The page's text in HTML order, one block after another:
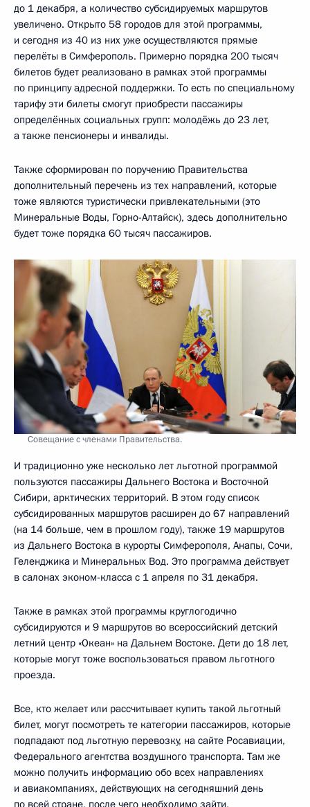
до 1 декабря, а количество субсидируемых маршрутов
увеличено. Открыто 58 городов для этой программы,
и сегодня из 40 из них уже осуществляются прямые
перелёты в Симферополь. Примерно порядка 200 тысяч
билетов будет реализовано в рамках этой программы
по принципу адресной поддержки. То есть по специальному
тарифу эти билеты смогут приобрести пассажиры
определённых социальных групп: молодёжь до 23 лет,
а также пенсионеры и инвалиды.
Также сформирован по поручению Правительства
дополнительный перечень из тех направлений, которые
тоже являются туристически привлекательными (это
Минеральные Воды, Горно-Алтайск), здесь дополнительно
будет тоже порядка 60 тысяч пассажиров.
Совещание с членами Правительства.
И традиционно уже несколько лет льготной программой
пользуются пассажиры Дальнего Востока и Восточной
Сибири, арктических территорий. В этом году список
субсидированных маршрутов расширен до 67 направлений
(на 14 больше, чем в прошлом году), также 19 маршрутов
из Дальнего Востока в курорты Симферополя, Анапы, Сочи,
Геленджика и Минеральных Вод. Это программа действует
в салонах эконом-класса с 1 апреля по 31 декабря.
Также в рамках этой программы круглогодично
субсидируются и 9 маршрутов во всероссийский детский
летний центр «Океан» на Дальнем Востоке. Дети до 18 лет,
которые могут тоже воспользоваться правом льготного
проезда.
Все, кто желает или рассчитывает купить такой льготный
билет, могут посмотреть те категории пассажиров, которые
подпадают под льготную перевозку, на сайте Росавиации,
Федерального агентства воздушного транспорта. Там же
можно получить информацию обо всех направлениях
и авиакомпаниях, действующих на сегодняшний день
по всей стране, после чего необходимо зайти,